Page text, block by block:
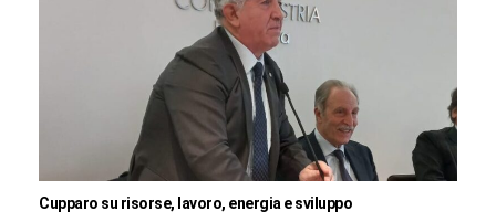
Cupparo su risorse, lavoro, energia e sviluppo